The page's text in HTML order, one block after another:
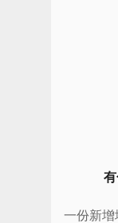
一份新增